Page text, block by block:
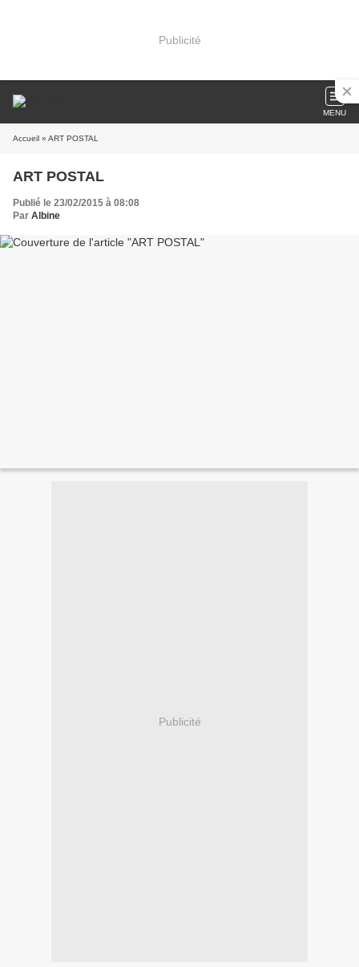
Publicité
MENU
Accueil » ART POSTAL
ART POSTAL
Publié le 23/02/2015 à 08:08
Par Albine
Publicité